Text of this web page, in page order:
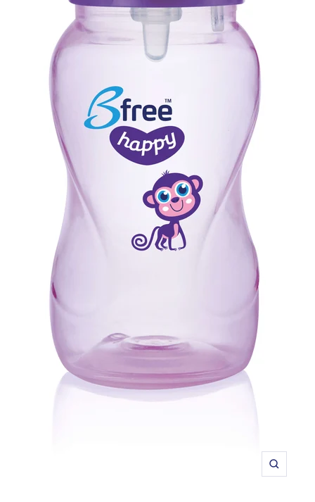
תקריב